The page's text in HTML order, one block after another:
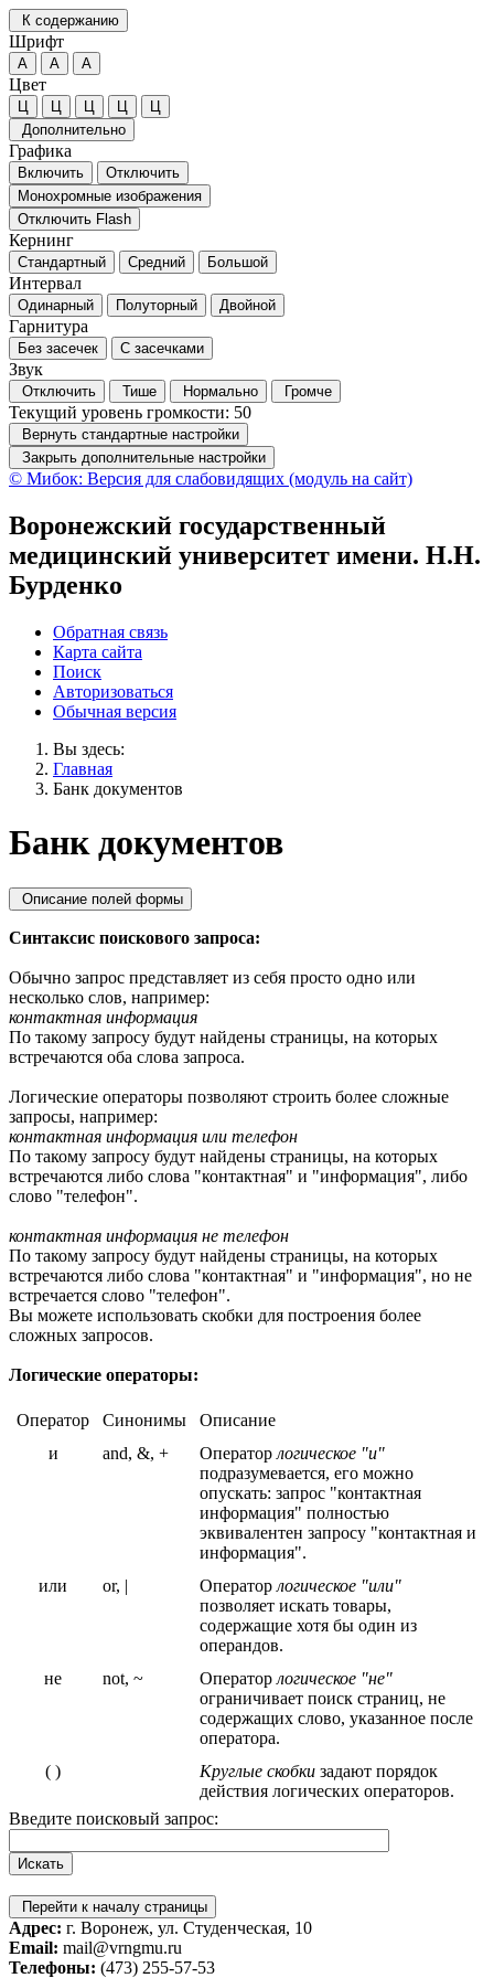
К содержанию
Шрифт
А А А
Цвет
Ц Ц Ц Ц
Ц
Дополнительно
Графика
Включить
Отключить
Монохромные изображения
Отключить Flash
Кернинг
Стандартный Средний Большой
Интервал
Одинарный Полуторный Двойной
Гарнитура
Без засечек С засечками
Звук
Отключить Тише Нормально Громче
Текущий уровень громкости: 50
Вернуть стандартные настройки
Закрыть дополнительные настройки
© Мибок: Версия для слабовидящих (модуль на сайт)
Воронежский государственный
медицинский университет имени. Н.Н.
Бурденко
Обратная связь
Карта сайта
Поиск
Авторизоваться
Обычная версия
Вы здесь:
Главная
Банк документов
Банк документов
Описание полей формы
Синтаксис поискового запроса:
Обычно запрос представляет из себя просто одно или
несколько слов, например:
контактная информация
По такому запросу будут найдены страницы, на которых
встречаются оба слова запроса.
Логические операторы позволяют строить более сложные
запросы, например:
контактная информация или телефон
По такому запросу будут найдены страницы, на которых
встречаются либо слова "контактная" и "информация", либо
слово "телефон".
контактная информация не телефон
По такому запросу будут найдены страницы, на которых
встречаются либо слова "контактная" и "информация", но не
встречается слово "телефон".
Вы можете использовать скобки для построения более
сложных запросов.
Логические операторы:
Оператор Синонимы
Описание
и
and, &, + Оператор логическое "и"
подразумевается, его можно
опускать: запрос "контактная
информация" полностью
эквивалентен запросу "контактная и
информация".
или
or, | Оператор логическое "или"
позволяет искать товары,
содержащие хотя бы один из
операндов.
не
not, ~ Оператор логическое "не"
ограничивает поиск страниц, не
содержащих слово, указанное после
оператора.
( )
Круглые скобки задают порядок
действия логических операторов.
Введите поисковый запрос:
Перейти к началу страницы
Адрес: г. Воронеж, ул. Студенческая, 10
Email: mail@vrngmu.ru
Телефоны: (473) 255-57-53